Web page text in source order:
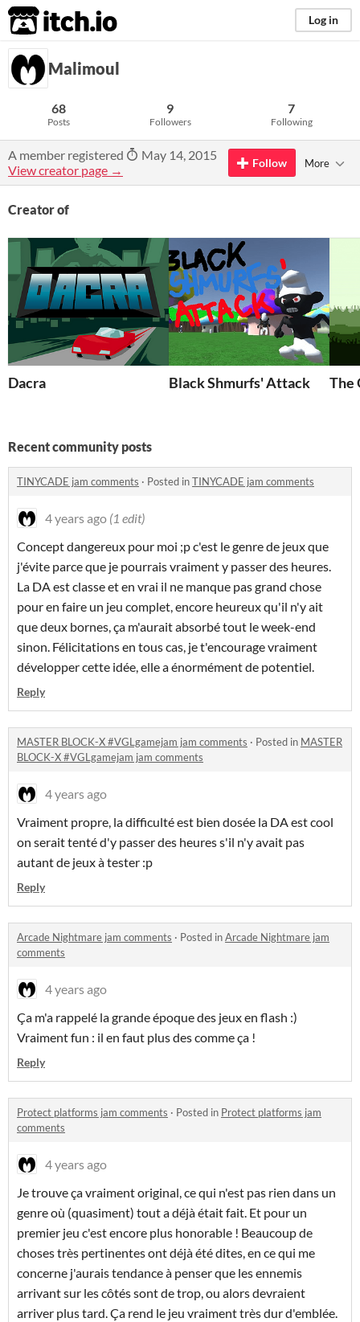
itch.io Log in
Malimoul
68
Posts
9
Followers
7
Following
A member registered
May 14, 2015
View creator page →
Follow More
Creator of
Dacra Black Shmurfs' Attack The
Recent community posts
TINYCADE jam comments · Posted inTINYCADE jam comments
4 years ago (1 edit)
Concept dangereux pour moi ;p c'est le genre de jeux que
j'évite parce que je pourrais vraiment y passer des heures.
La DA est classe et en vrai il ne manque pas grand chose
pour en faire un jeu complet, encore heureux qu'il n'y ait
que deux bornes, ça m'aurait absorbé tout le week-end
sinon. Félicitations en tous cas, je t'encourage vraiment
développer cette idée, elle a énormément de potentiel.
Reply
MASTER BLOCK-X #VGLgamejam jam comments · Posted in MASTER
BLOCK-X #VGLgamejam jam comments
4 years ago
Vraiment propre, la difficulté est bien dosée la DA est cool
on serait tenté d'y passer des heures s'il n'y avait pas
autant de jeux à tester :p
Reply
Arcade Nightmare jam comments · Posted inArcade Nightmare jam
comments
4 years ago
Ça m'a rappelé la grande époque des jeux en flash :)
Vraiment fun : il en faut plus des comme ça !
Reply
Protect platforms jam comments · Posted in Protect platforms jam
comments
4 years ago
Je trouve ça vraiment original, ce qui n'est pas rien dans un
genre où (quasiment) tout a déjà était fait. Et pour un
premier jeu c'est encore plus honorable ! Beaucoup de
choses très pertinentes ont déjà été dites, en ce qui me
concerne j'aurais tendance à penser que les ennemis
arrivant sur les côtés sont de trop, ou alors devraient
arriver plus tard. Ça rend le jeu vraiment très dur d'emblée.